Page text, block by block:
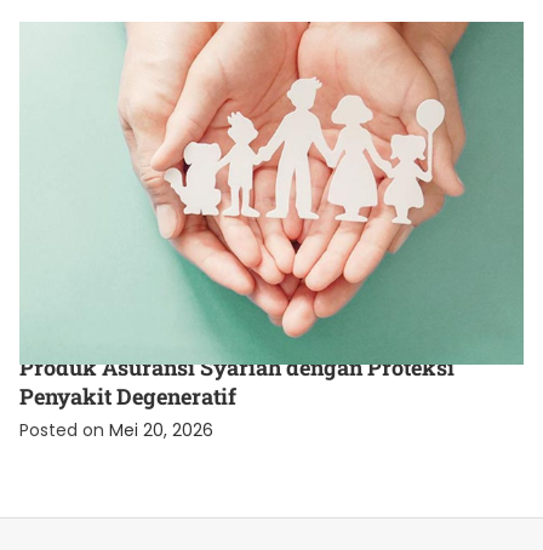
Produk Asuransi Syariah dengan Proteksi
Penyakit Degeneratif
Posted on Mei 20, 2026